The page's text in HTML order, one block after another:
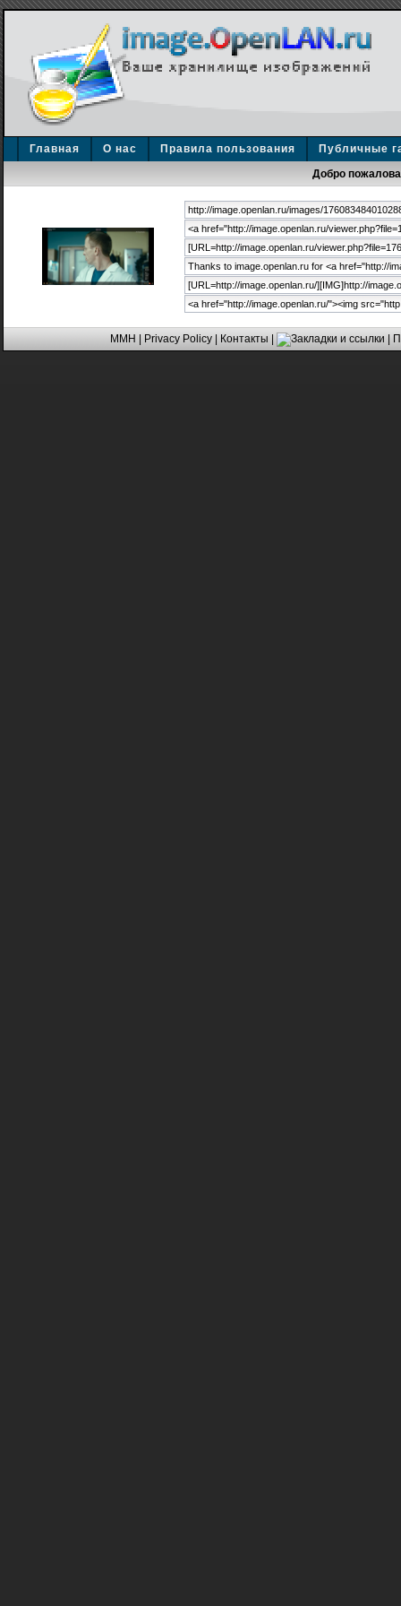
Главная О нас Правила пользования
Публичные
Добро
MMH Privacy Policy| Контакты |